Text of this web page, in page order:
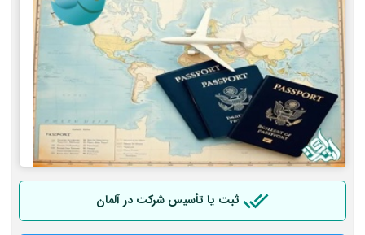
ثبت یا تأسیس شرکت در آلمان